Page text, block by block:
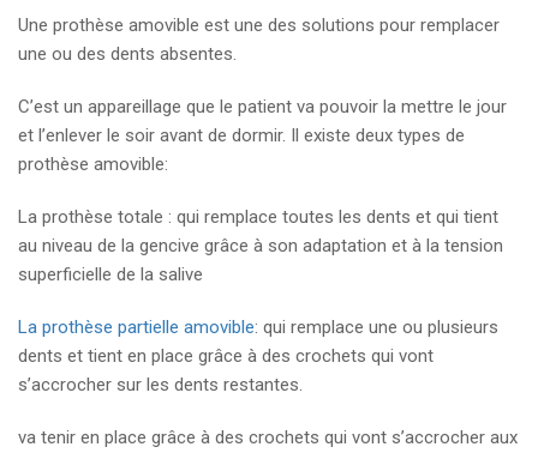
Une prothèse amovible est une des solutions pour remplacer
une ou des dents absentes.
C’est un appareillage que le patient va pouvoir la mettre le jour
et l’enlever le soir avant de dormir. Il existe deux types de
prothèse amovible:
La prothèse totale : qui remplace toutes les dents et qui tient
au niveau de la gencive grâce à son adaptation et à la tension
superficielle de la salive
La prothèse partielle amovible: qui remplace une ou plusieurs
dents et tient en place grâce à des crochets qui vont
s’accrocher sur les dents restantes.
va tenir en place grâce à des crochets qui vont s’accrocher aux